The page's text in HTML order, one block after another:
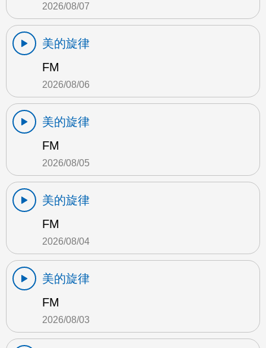
2026/08/07
美的旋律
FM
2026/08/06
美的旋律
FM
2026/08/05
美的旋律
FM
2026/08/04
美的旋律
FM
2026/08/03